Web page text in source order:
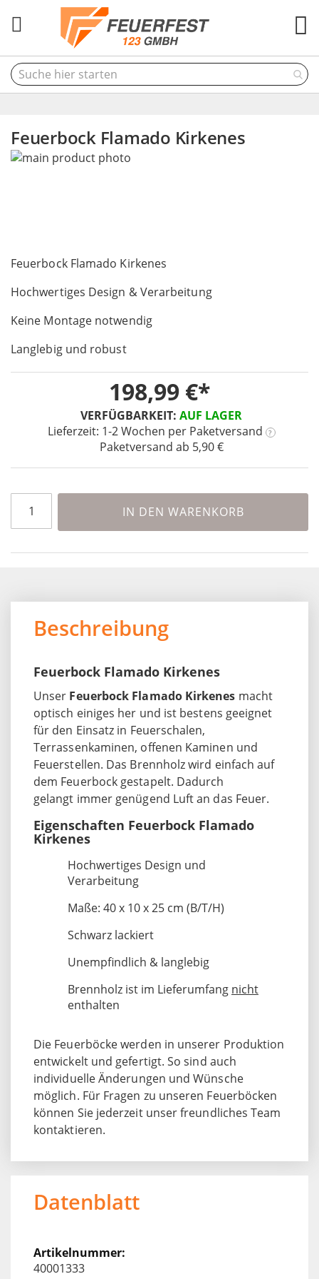
Feuerbock Flamado Kirkenes
Feuerbock Flamado Kirkenes
Hochwertiges Design & Verarbeitung
Keine Montage notwendig
Langlebig und robust
VERFÜGBARKEIT: AUF LAGER
Lieferzeit: 1-2 Wochen per Paketversand ?
Paketversand ab 5,90 €
198,99 €
IN DEN WARENKORB
Skip
gallery
to
beginning
the
images
gallery
Beschreibung
Feuerbock Flamado Kirkenes
Unser Feuerbock Flamado Kirkenes macht
optisch einiges her und ist bestens geeignet
für den Einsatz in Feuerschalen,
Terrassenkaminen, offenen Kaminen und
Feuerstellen. Das Brennholz wird einfach auf
dem Feuerbock gestapelt. Dadurch
gelangt immer genügend Luft an das Feuer.
Eigenschaften Feuerbock Flamado
Kirkenes
Hochwertiges Design und
Verarbeitung
Maße: 40 x 10 x 25 cm (B/T/H)
Schwarz lackiert
Unempfindlich & langlebig
Brennholz ist im Lieferumfang nicht
enthalten
Die Feuerböcke werden in unserer Produktion
entwickelt und gefertigt. So sind auch
individuelle Änderungen und Wünsche
möglich. Für Fragen zu unseren Feuerböcken
können Sie jederzeit unser freundliches Team
kontaktieren.
Datenblatt
40001333